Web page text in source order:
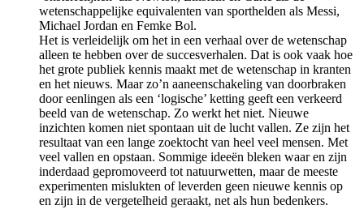
wetenschappelijke equivalenten van sporthelden als Messi,
Michael Jordan en Femke Bol.
Het is verleidelijk om het in een verhaal over de wetenschap
alleen te hebben over de succesverhalen. Dat is ook vaak hoe
het grote publiek kennis maakt met de wetenschap in kranten
en het nieuws. Maar zo’n aaneenschakeling van doorbraken
door eenlingen als een ‘logische’ ketting geeft een verkeerd
beeld van de wetenschap. Zo werkt het niet. Nieuwe
inzichten komen niet spontaan uit de lucht vallen. Ze zijn het
resultaat van een lange zoektocht van heel veel mensen. Met
veel vallen en opstaan. Sommige ideeën bleken waar en zijn
inderdaad gepromoveerd tot natuurwetten, maar de meeste
experimenten mislukten of leverden geen nieuwe kennis op
en zijn in de vergetelheid geraakt, net als hun bedenkers.